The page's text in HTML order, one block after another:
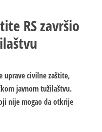
RS završio
civilne zaštite,
javnom tužilaštvu.
nije mogao da otkrije